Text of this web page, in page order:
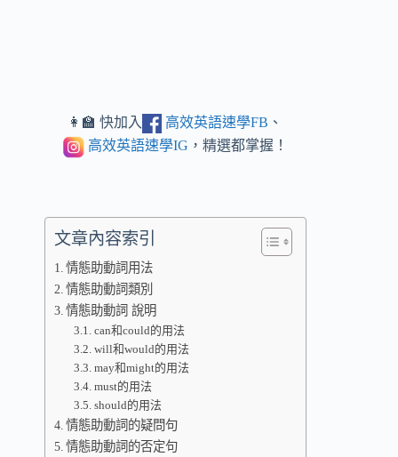
👩‍🏫 快加入 高效英語速學FB 、
高效英語速學IG ，精選都掌握！
文章內容索引
情態助動詞用法
情態助動詞類別
情態助動詞 說明
can和could的用法
will和would的用法
may和might的用法
must的用法
should的用法
情態助動詞的疑問句
情態助動詞的否定句